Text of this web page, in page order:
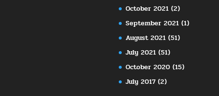
October 2021 (2)
September 2021 (1)
August 2021 (51)
July 2021 (51)
October 2020 (15)
July 2017 (2)